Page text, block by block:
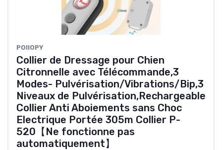
POIIOPY
Collier de Dressage pour Chien
Citronnelle avec Télécommande,3
Modes- Pulvérisation/Vibrations/Bip,3
Niveaux de Pulvérisation,Rechargeable
Collier Anti Aboiements sans Choc
Electrique Portée 305m Collier P-
520【Ne fonctionne pas
automatiquement】